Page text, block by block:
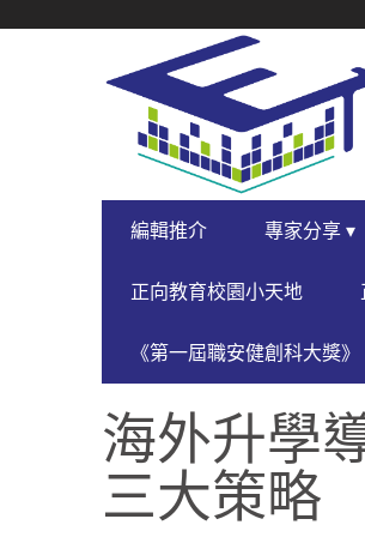
NAVIGATION
PRIMARY
NAVIGATION
編輯推介 專家分享 ▾
正向教育校園小天地
《第一屆職安健創科大獎》
海外升學
三大策略